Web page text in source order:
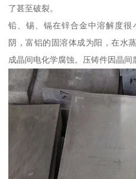
了甚至破裂。
铅、锡、镉在锌合金中溶解度
阴，富铝的固溶体成为阳，在水
成晶间电化学腐蚀。压铸件因晶间